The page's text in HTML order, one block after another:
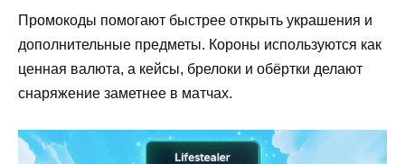
Промокоды помогают быстрее открыть украшения и
дополнительные предметы. Короны используются как
ценная валюта, а кейсы, брелоки и обёртки делают
снаряжение заметнее в матчах.